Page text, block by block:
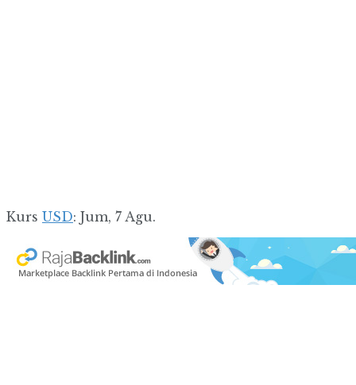
Kurs USD: Jum, 7 Agu.